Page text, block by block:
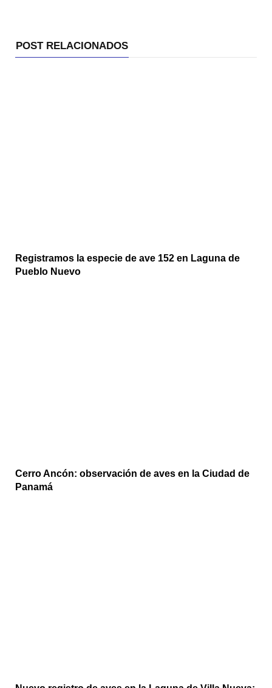
POST RELACIONADOS
Registramos la especie de ave 152 en Laguna de
Pueblo Nuevo
Cerro Ancón: observación de aves en la Ciudad de
Panamá